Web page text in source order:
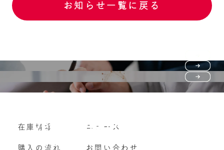
お知らせ一覧に戻る
購入の流れ
よくいただくご質問
Vehicle purchase
車両買い取り
在庫情報
購入の流れ
ニュース
お問い合わせ